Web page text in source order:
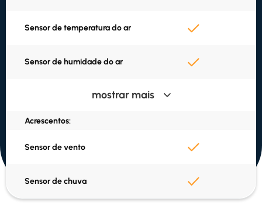
Sensor de temperatura do ar
Sensor de humidade do ar
Ponto de orvalho calculado
energia solar
SIM e dados incluídos
mostrar mais
Acrescentos:
Sensor de vento
Sensor de chuva